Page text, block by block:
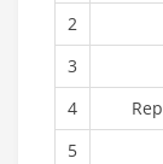
2
3
4
5